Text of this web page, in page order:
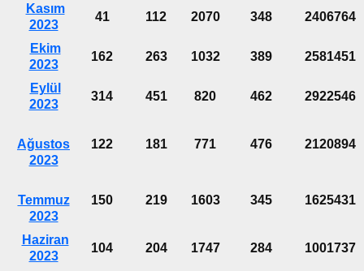
Kasım
2023
41 112 2070 348 2406764
Ekim
2023
162 263 1032 389 2581451
Eylül
2023
314 451 820 462 2922546
Ağustos
2023
122 181 771 476 2120894
Temmuz
2023
150 219 1603 345 1625431
Haziran
2023
104 204 1747 284 1001737